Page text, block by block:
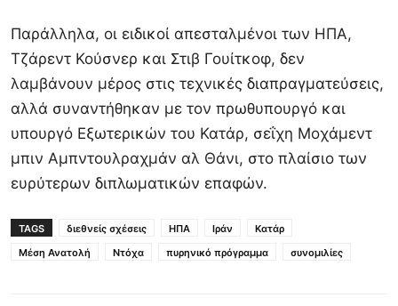
Παράλληλα, οι ειδικοί απεσταλμένοι των ΗΠΑ,
Τζάρεντ Κούσνερ και Στιβ Γουίτκοφ, δεν
λαμβάνουν μέρος στις τεχνικές διαπραγματεύσεις,
αλλά συναντήθηκαν με τον πρωθυπουργό και
υπουργό Εξωτερικών του Κατάρ, σεΐχη Μοχάμεντ
μπιν Αμπντουλραχμάν αλ Θάνι, στο πλαίσιο των
ευρύτερων διπλωματικών επαφών.
TAGS διεθνείς σχέσεις ΗΠΑ Ιράν
Κατάρ
Μέση Ανατολή
Ντόχα πυρηνικό πρόγραμμα συνομιλίες